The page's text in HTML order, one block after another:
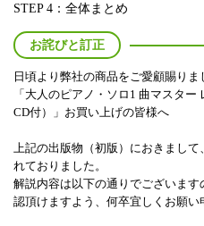
STEP 4：全体まとめ
お詫びと訂正
日頃より弊社の商品をご愛顧賜りま
「大人のピアノ・ソロ1 曲マスタ
CD付）」お買い上げの皆様へ
上記の出版物（初版）におきまして
れておりました。
解説内容は以下の通りでございま
認頂けますよう、何卒宜しくお願い